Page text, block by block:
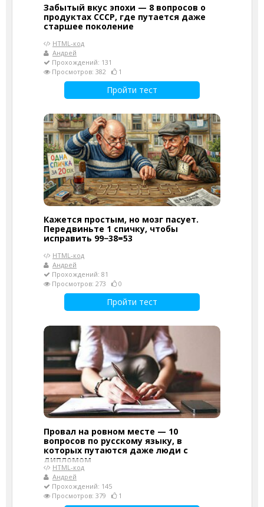
Забытый вкус эпохи — 8 вопросов о
продуктах СССР, где путается даже
старшее поколение
HTML-код
Андрей
Прохождений: 131
Просмотров: 382
1
Пройти тест
Кажется простым, но мозг пасует.
Передвиньте 1 спичку, чтобы
исправить 99−38=53
HTML-код
Андрей
Прохождений: 81
Просмотров: 273
0
Пройти тест
Провал на ровном месте — 10
вопросов по русскому языку, в
которых путаются даже люди с
дипломом
HTML-код
Андрей
Прохождений: 145
Просмотров: 379
1